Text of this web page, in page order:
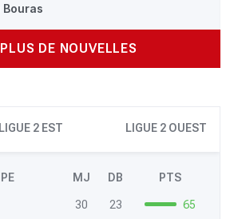
Bouras
DE NOUVELLES
LIGUE 2 EST LIGUE 2 OUEST
MJ DB PTS
30 23
65